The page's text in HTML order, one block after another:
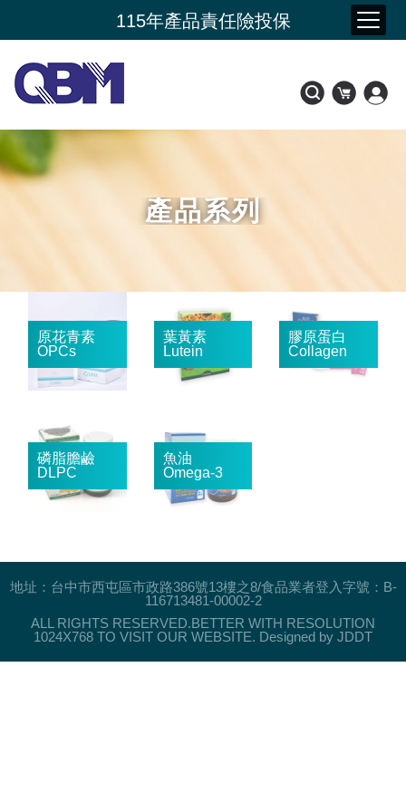
115年產品責任險投保
新品上市- 潤康原 水光膠原蛋白
產品系列
地址：台中市西屯區市政路386號13樓之8/食品業者登入字號：B-
116713481-00002-2
ALL RIGHTS RESERVED.BETTER WITH RESOLUTION
1024X768 TO VISIT OUR WEBSITE. Designed by JDDT